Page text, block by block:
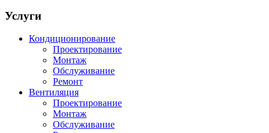
Услуги
Кондиционирование
Проектирование
Монтаж
Обслуживание
Ремонт
Вентиляция
Проектирование
Монтаж
Обслуживание